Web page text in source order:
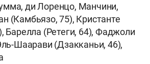
ди Лоренцо, Манчини,
(Камбьязо, 75), Кристанте
Барелла (Ретеги, 64), Фаджоли
Шаарави (Дзакканьи, 46),